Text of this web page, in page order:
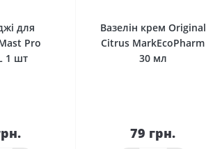
для
Pro
1 шт
Вазелін крем Original
Citrus MarkEcoPharm
30 мл
79 грн.